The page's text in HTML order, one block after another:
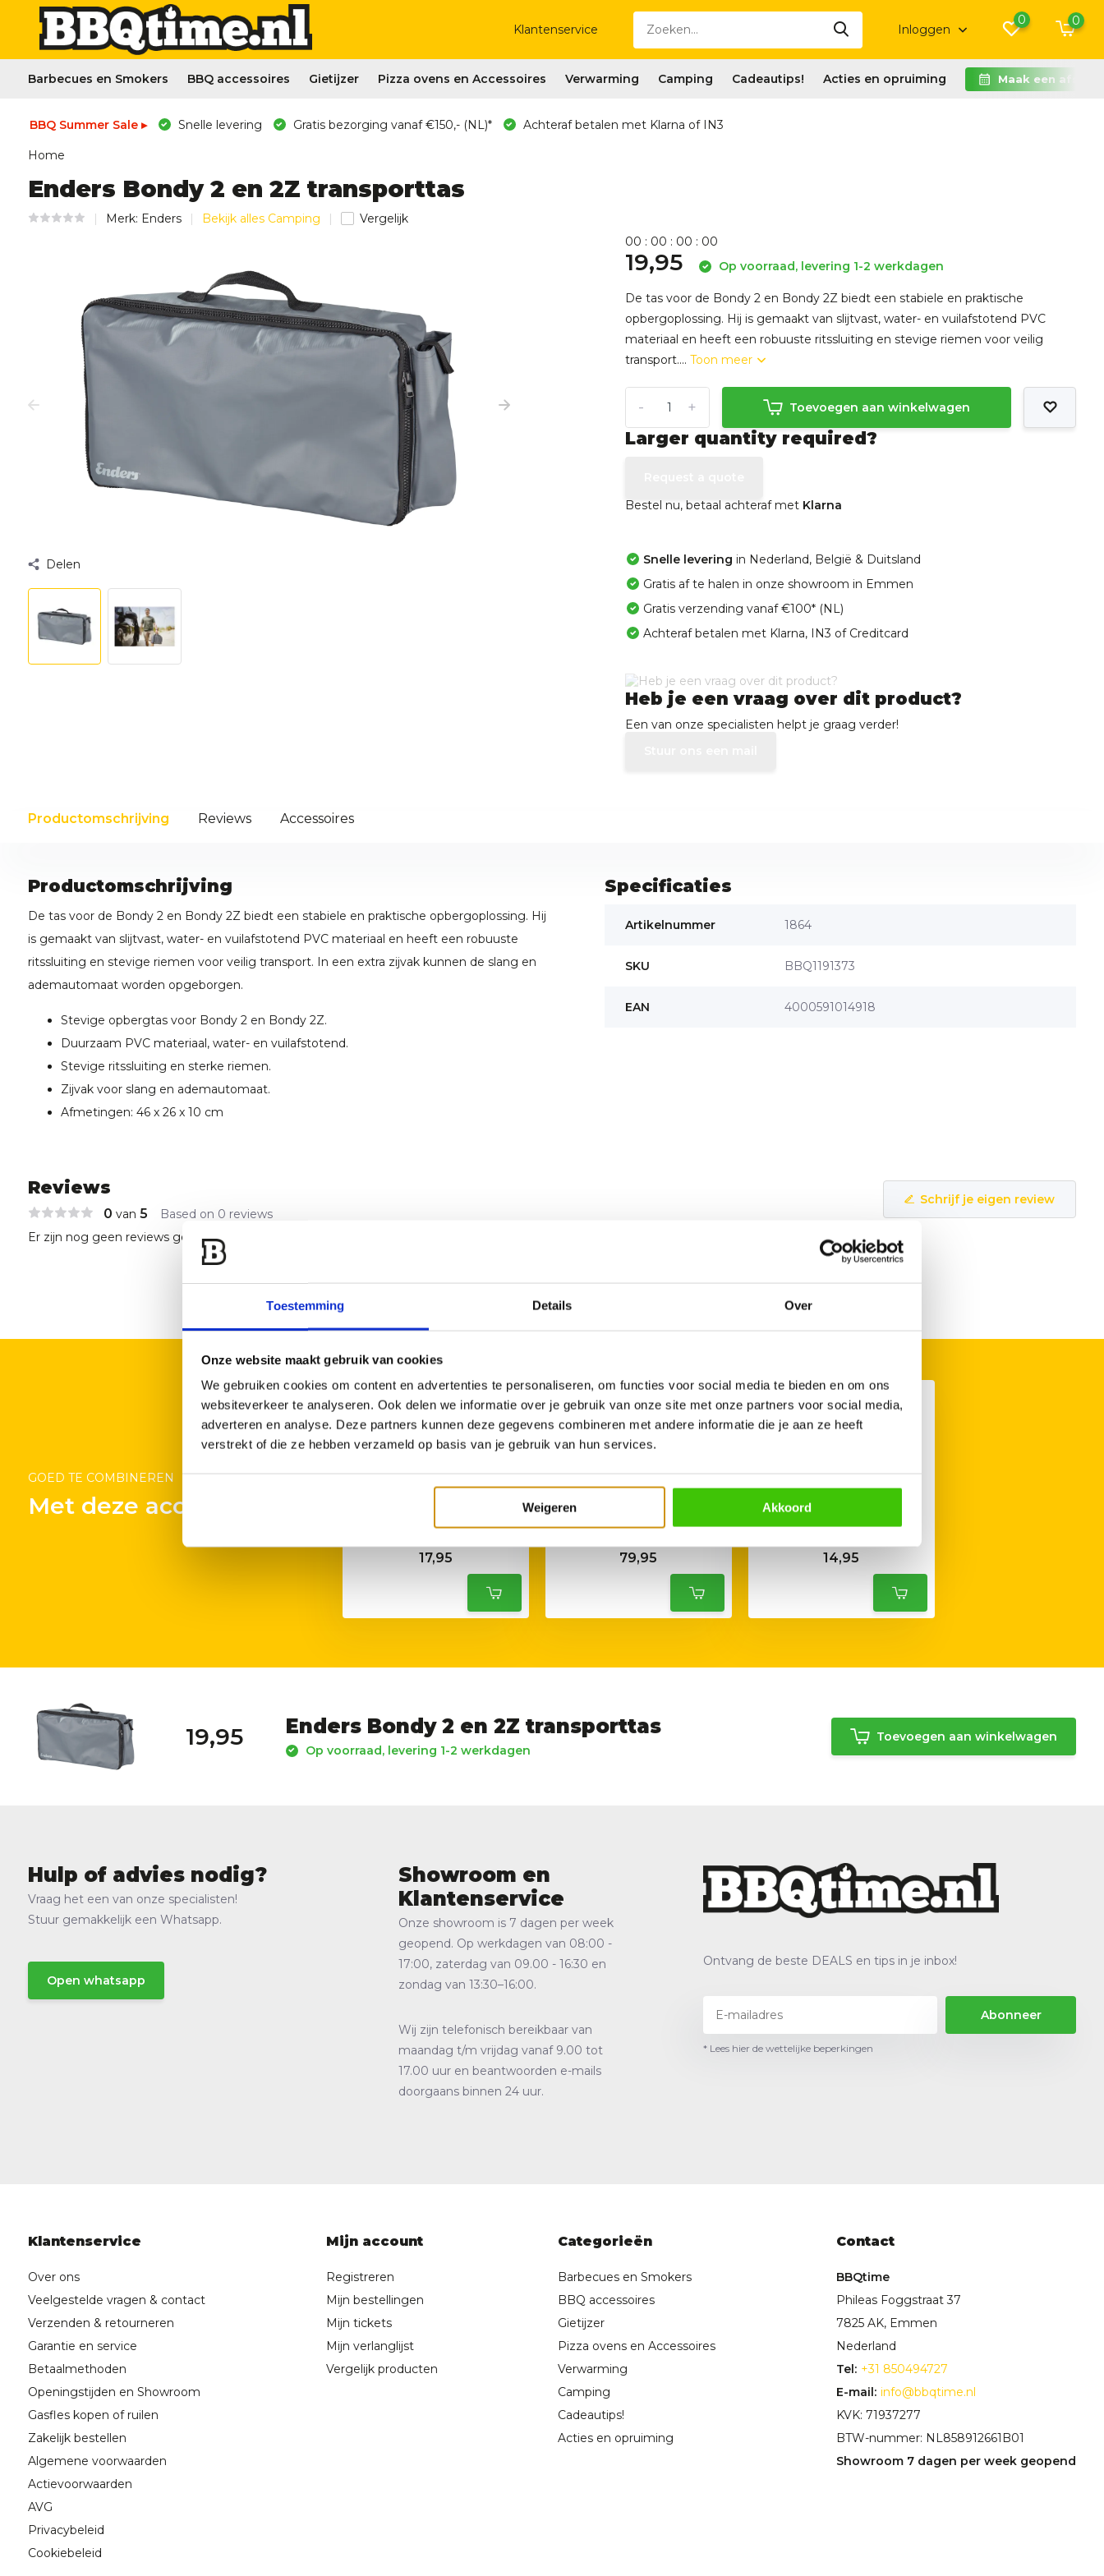
Toestemming Details Over
Onze website maakt gebruik van cookies
We gebruiken cookies om content en advertenties te personaliseren, om functies voor social media te bieden en om ons
websiteverkeer te analyseren. Ook delen we informatie over je gebruik van onze site met onze partners voor social media,
adverteren en analyse. Deze partners kunnen deze gegevens combineren met andere informatie die je aan ze heeft
verstrekt of die ze hebben verzameld op basis van je gebruik van hun services.
Weigeren Akkoord
Klantenservice Inloggen
0 0
Barbecues en Smokers BBQ accessoires Gietijzer Pizza ovens en Accessoires Verwarming Camping Cadeautips! Acties en opruiming Maak een
BBQ Summer Sale ▸ Snelle levering Gratis bezorging vanaf €150,- (NL)* Achteraf betalen met Klarna of IN3
Home
Enders Bondy 2 en 2Z transporttas
Merk: Enders Bekijk alles Camping Vergelijk
Delen
00 : 00 : 00 : 00
19,95 Op voorraad, levering 1-2 werkdagen
De tas voor de Bondy 2 en Bondy 2Z biedt een stabiele en praktische
opbergoplossing. Hij is gemaakt van slijtvast, water- en vuilafstotend PVC
materiaal en heeft een robuuste ritssluiting en stevige riemen voor veilig
transport....Toon meer
+
- Toevoegen aan winkelwagen
Larger quantity required?
Bestel nu, betaal achteraf met Klarna
Snelle levering in Nederland, België & Duitsland
Gratis af te halen in onze showroom in Emmen
Gratis verzending vanaf €100* (NL)
Achteraf betalen met Klarna, IN3 of Creditcard
Heb je een vraag over dit product?
Een van onze specialisten helpt je graag verder!
Productomschrijving Reviews Accessoires
Productomschrijving
De tas voor de Bondy 2 en Bondy 2Z biedt een stabiele en praktische opbergoplossing. Hij
is gemaakt van slijtvast, water- en vuilafstotend PVC materiaal en heeft een robuuste
ritssluiting en stevige riemen voor veilig transport. In een extra zijvak kunnen de slang en
ademautomaat worden opgeborgen.
Stevige opbergtas voor Bondy 2 en Bondy 2Z.
Duurzaam PVC materiaal, water- en vuilafstotend.
Stevige ritssluiting en sterke riemen.
Zijvak voor slang en ademautomaat.
Afmetingen: 46 x 26 x 10 cm
Specificaties
Artikelnummer 1864
SKU BBQ1191373
EAN 4000591014918
Reviews
0 van 5 Based on 0 reviews
Schrijf je eigen review
Er zijn nog geen reviews geschreven over dit product..
GOED TE COMBINEREN
Met deze accessoires
50mbar
17,95
Kooktoestel
79,95
Bondy Kooktoestel
14,95
19,95 Enders Bondy 2 en 2Z transporttas
Op voorraad, levering 1-2 werkdagen
Toevoegen aan winkelwagen
Hulp of advies nodig?
Vraag het een van onze specialisten!
Stuur gemakkelijk een Whatsapp.
Open whatsapp
Showroom en
Klantenservice
Onze showroom is 7 dagen per week
geopend. Op werkdagen van 08:00 -
17:00, zaterdag van 09.00 - 16:30 en
zondag van 13:30–16:00.
Wij zijn telefonisch bereikbaar van
maandag t/m vrijdag vanaf 9.00 tot
17.00 uur en beantwoorden e-mails
doorgaans binnen 24 uur.
Ontvang de beste DEALS en tips in je inbox!
Abonneer
* Lees hier de wettelijke beperkingen
Klantenservice
Over ons
Veelgestelde vragen & contact
Verzenden & retourneren
Garantie en service
Betaalmethoden
Openingstijden en Showroom
Gasfles kopen of ruilen
Zakelijk bestellen
Algemene voorwaarden
Actievoorwaarden
AVG
Privacybeleid
Cookiebeleid
Mijn account
Registreren
Mijn bestellingen
Mijn tickets
Mijn verlanglijst
Vergelijk producten
Categorieën
Barbecues en Smokers
BBQ accessoires
Gietijzer
Pizza ovens en Accessoires
Verwarming
Camping
Cadeautips!
Acties en opruiming
Contact
BBQtime
Phileas Foggstraat 37
7825 AK, Emmen
Nederland
Tel: +31 850494727
E-mail: info@bbqtime.nl
KVK: 71937277
BTW-nummer: NL858912661B01
Showroom 7 dagen per week geopend